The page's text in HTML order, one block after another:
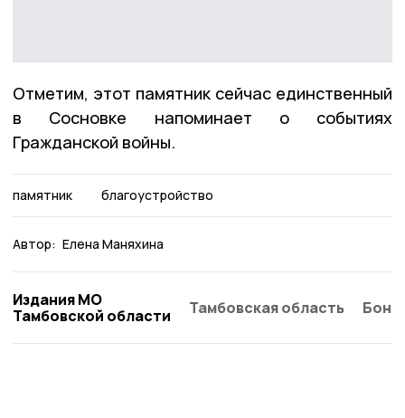
Отметим, этот памятник сейчас единственный
в Сосновке напоминает о событиях
Гражданской войны.
памятник благоустройство
Автор: Елена Маняхина
Издания МО
Тамбовской области
Тамбовская область